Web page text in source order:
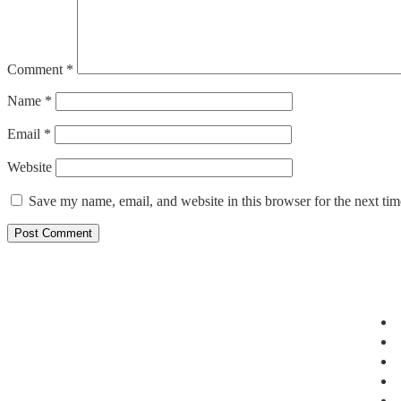
Comment *
Name *
Email *
Website
Save my name, email, and website in this browser for the next